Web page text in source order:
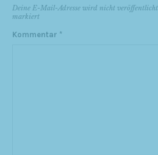
Deine E-Mail-Adresse wird nicht veröffentlicht.
markiert
Kommentar *